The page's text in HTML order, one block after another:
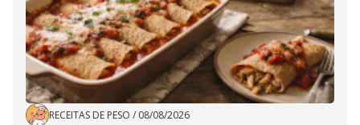
RECEITAS DE PESO / 08/08/2026